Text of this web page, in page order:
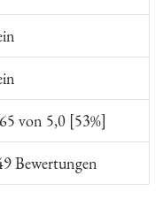
von 5,0 [53%]
Bewertungen